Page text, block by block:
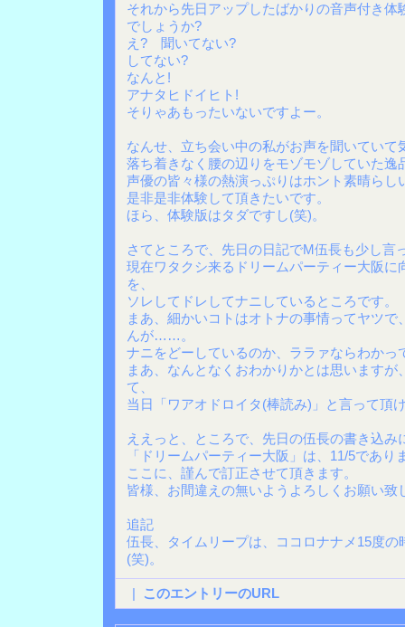
それから先日アップしたばかりの音声付き体
でしょうか?
え? 聞いてない?
してない?
なんと!
アナタヒドイヒト!
そりゃあもったいないですよー。
なんせ、立ち会い中の私がお声を聞いていて
落ち着きなく腰の辺りをモゾモゾしていた逸
声優の皆々様の熱演っぷりはホント素晴らし
是非是非体験して頂きたいです。
ほら、体験版はタダですし(笑)。
さてところで、先日の日記でM伍長も少し言
現在ワタクシ来るドリームパーティー大阪に
を、
ソレしてドレしてナニしているところです。
まあ、細かいコトはオトナの事情ってヤツ
んが……。
ナニをどーしているのか、ララァならわかっ
まあ、なんとなくおわかりかとは思いますが
て、
当日「ワアオドロイタ(棒読み)」と言って頂
ええっと、ところで、先日の伍長の書き込
「ドリームパーティー大阪」は、11/5であり
ここに、謹んで訂正させて頂きます。
皆様、お間違えの無いようよろしくお願い致
追記
伍長、タイムリープは、ココロナナメ15度
(笑)。
| このエントリーのURL